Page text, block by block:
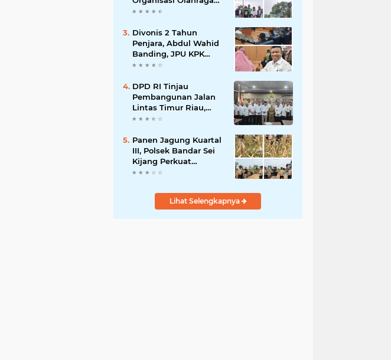
Gotong Royong
Utama Riau
Divonis 2 Tahun
Penjara, Abdul Wahid
Banding, JPU KPK
Masih Pikir-Pikir
DPD RI Tinjau
Pembangunan Jalan
Lintas Timur Riau,
Senator Abdul Hamid
Harus Profesional dan
Tepat Waktu
Panen Jagung Kuartal
III, Polsek Bandar Sei
Kijang Perkuat
Ketahanan Pangan
Produktivitas Petani
Lihat Selengkapnya